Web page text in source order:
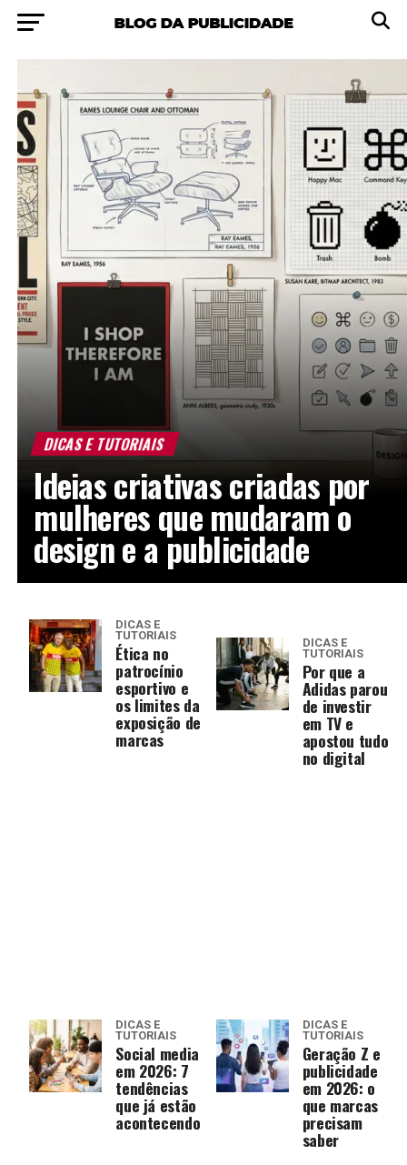
DICAS E TUTORIAIS
Ideias criativas criadas por
mulheres que mudaram o
design e a publicidade
DICAS E
TUTORIAIS
Ética no
patrocínio
esportivo e
os limites da
exposição de
marcas
DICAS E
TUTORIAIS
Por que a
Adidas parou
de investir
em TV e
apostou tudo
no digital
DICAS E
TUTORIAIS
Social media
em 2026: 7
tendências
que já estão
acontecendo
DICAS E
TUTORIAIS
Geração Z e
publicidade
em 2026: o
que marcas
precisam
saber